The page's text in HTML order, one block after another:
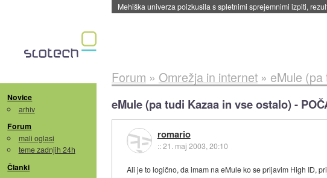
Evropska vesoljska agencija razvija svojo raketo za večkratno
Novice
arhiv
Forum
mali oglasi
teme zadnjih 24h
Članki
Forum » Omrežja in internet» eMule (pa
eMule (pa tudi Kazaa in vse ostalo) -
romario
::21. maj 2003, 20:10
Ali je to logično, da imam na eMule ko se prijavim High ID,